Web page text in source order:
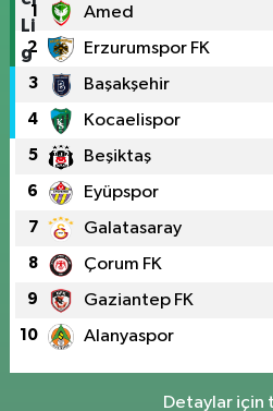
1 Amed
2 Erzurumspor FK
3 Başakşehir
4 Kocaelispor
5 Beşiktaş
6 Eyüpspor
7 Galatasaray
8 Çorum FK
9 Gaziantep FK
10 Alanyaspor
Detaylar için